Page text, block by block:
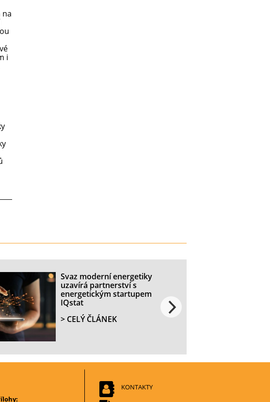
na
i
Svaz moderní energetiky
uzavírá partnerství s
energetickým startupem
IQstat
> CELÝ ČLÁNEK
KONTAKTY